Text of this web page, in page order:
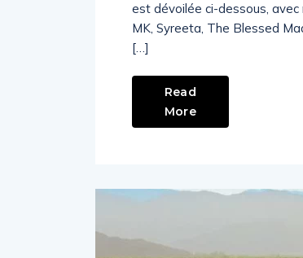
est dévoilée ci-dessous, avec
MK, Syreeta, The Blessed
[…]
Read
More